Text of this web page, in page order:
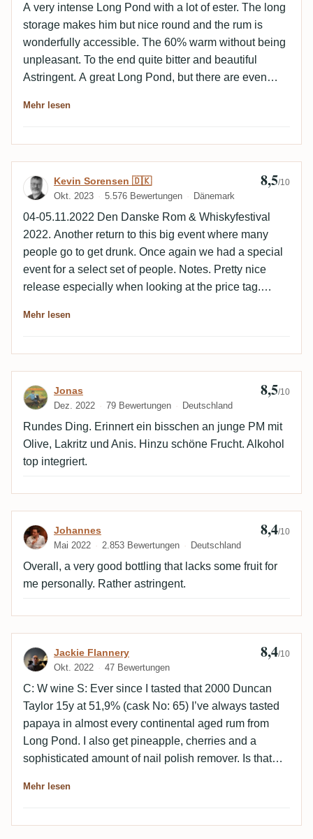
A very intense Long Pond with a lot of ester. The long
storage makes him but nice round and the rum is
wonderfully accessible. The 60% warm without being
unpleasant. To the end quite bitter and beautiful
Astringent. A great Long Pond, but there are even
Mehr lesen
Bewertung von Kevin Sorensen 🇩🇰
Kevin Sorensen 🇩🇰
Okt. 2023 5.576 Bewertungen Dänemark
8,5/10
04-05.11.2022 Den Danske Rom & Whiskyfestival
2022. Another return to this big event where many
people go to get drunk. Once again we had a special
event for a select set of people. Notes. Pretty nice
release especially when looking at the price tag.
ABV. The finish is very long and warm with some
Mehr lesen
Bewertung von Jonas
Jonas
Dez. 2022 79 Bewertungen Deutschland
8,5/10
Rundes Ding. Erinnert ein bisschen an junge PM mit
Olive, Lakritz und Anis. Hinzu schöne Frucht. Alkohol
top integriert.
Bewertung von Johannes
Johannes
Mai 2022 2.853 Bewertungen Deutschland
8,4/10
Overall, a very good bottling that lacks some fruit for
me personally. Rather astringent.
Bewertung von Jackie Flannery
Jackie Flannery
Okt. 2022 47 Bewertungen
8,4/10
C: W wine S: Ever since I tasted that 2000 Duncan
Taylor 15y at 51,9% (cask No: 65) I’ve always tasted
papaya in almost every continental aged rum from
Long Pond. I also get pineapple, cherries and a
sophisticated amount of nail polish remover. Is that
the 18y LP Mezan. M: Very nice! With a soft pineapple
2007 vintage. Lemons and brine are present too,
Mehr lesen